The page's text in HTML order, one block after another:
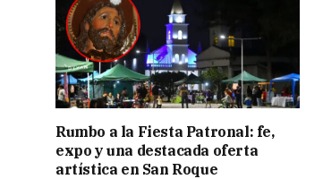
Rumbo a la Fiesta Patronal: fe,
expo y una destacada oferta
artística en San Roque